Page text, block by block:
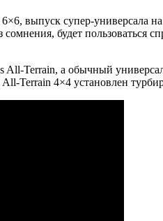
выпуск супер-универсала
будет пользоваться
Terrain, а обычный
Terrain 4×4 установлен